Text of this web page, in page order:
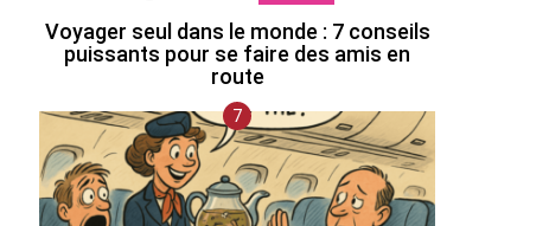
Voyager seul dans le monde : 7 conseils
puissants pour se faire des amis en
route